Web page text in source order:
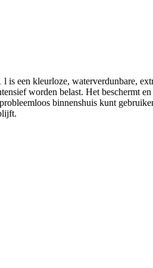
is een kleurloze, waterverdunbare,
worden belast. Het beschermt
binnenshuis kunt